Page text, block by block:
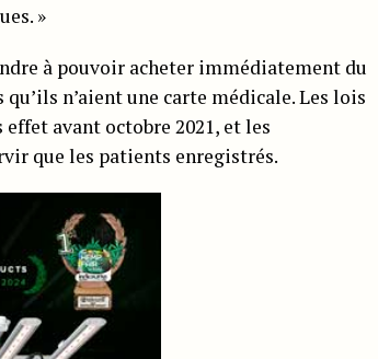
»
à pouvoir acheter immédiatement du
n’aient une carte médicale. Les lois
avant octobre 2021, et les
que les patients enregistrés.